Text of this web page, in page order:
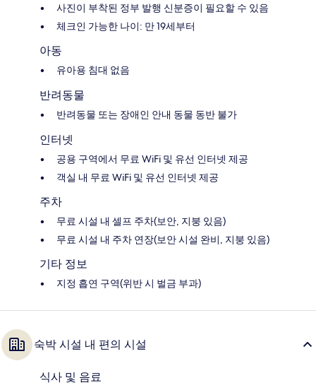
사진이 부착된 정부 발행 신분증이 필요할 수 있음
체크인 가능한 나이: 만 19세부터
아동
유아용 침대 없음
반려동물
반려동물 또는 장애인 안내 동물 동반 불가
인터넷
공용 구역에서 무료 WiFi 및 유선 인터넷 제공
객실 내 무료 WiFi 및 유선 인터넷 제공
주차
무료 시설 내 셀프 주차(보안, 지붕 있음)
무료 시설 내 주차 연장(보안 시설 완비, 지붕 있음)
기타 정보
지정 흡연 구역(위반 시 벌금 부과)
숙박 시설 내 편의 시설
식사 및 음료